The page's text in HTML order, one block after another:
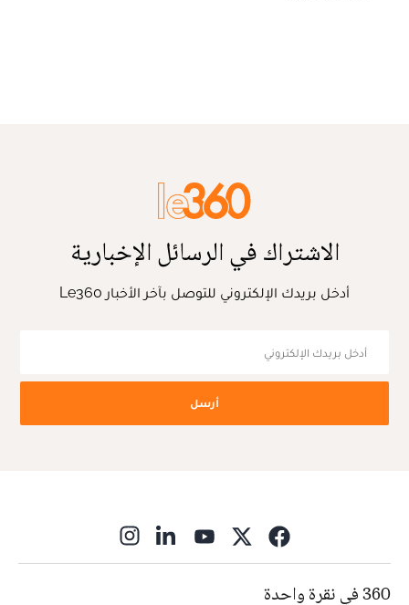
الاشتراك في الرسائل الإخبارية
أدخل بريدك الإلكتروني للتوصل بآخر الأخبار Le360
أرسل
360 في نقرة واحدة